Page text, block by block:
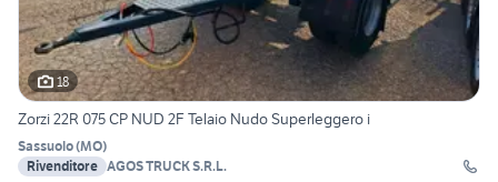
18
Zorzi 22R 075 CP NUD 2F Telaio Nudo Superleggero i
Sassuolo(MO)
Rivenditore AGOS TRUCK S.R.L.